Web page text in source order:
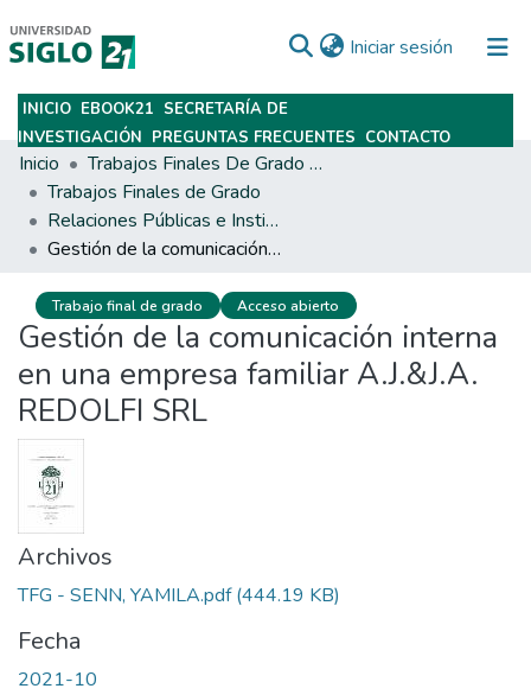
Iniciar sesión (current)
Subir
INICIO EBOOK21 SECRETARÍA DE
INVESTIGACIÓN PREGUNTAS FRECUENTES CONTACTO
Inicio
Trabajos Finales De Grado Y Posgrado
Trabajos Finales de Grado
Relaciones Públicas e Institucionales
Gestión de la comunicación interna en una empresa familiar A.J.&J.A. REDOLFI SRL
Trabajo final de grado Acceso abierto
Gestión de la comunicación interna
en una empresa familiar A.J.&J.A.
REDOLFI SRL
Archivos
TFG - SENN, YAMILA.pdf(444.19 KB)
Fecha
2021-10